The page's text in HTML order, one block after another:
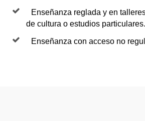
Enseñanza reglada y en
de cultura o estudios particulares.
Enseñanza con acceso no